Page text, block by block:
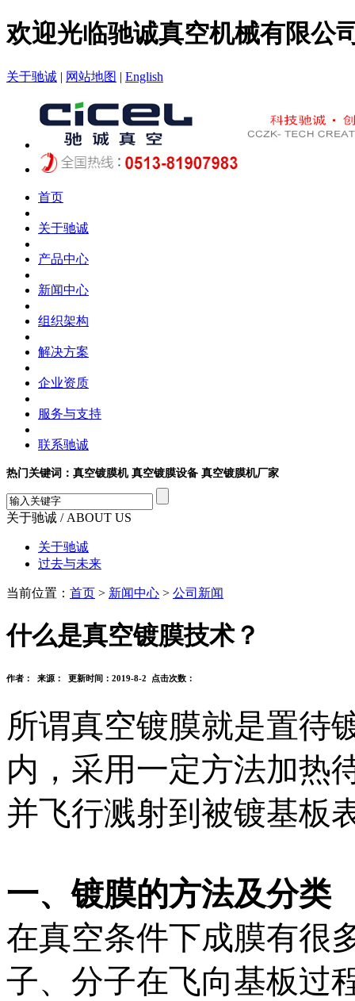
欢迎光临驰诚真空机械有限公
关于驰诚 | 网站地图 | English
首页
关于驰诚
产品中心
新闻中心
组织架构
解决方案
企业资质
服务与支持
联系驰诚
热门关键词：真空镀膜机 真空镀膜设备 真空镀膜机厂家
关于驰诚 / ABOUT US
关于驰诚
过去与未来
当前位置： 首页 > 新闻中心 > 公司新闻
什么是真空镀膜技术？
作者： 来源： 更新时间：2019-8-2 点击次数：
所谓真空镀膜就是置待
内，采用一定方法加热
并飞行溅射到被镀基板
一、镀膜的方法及分类
在真空条件下成膜有很
子、分子在飞向基板过